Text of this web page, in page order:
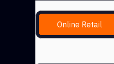
Online Retail